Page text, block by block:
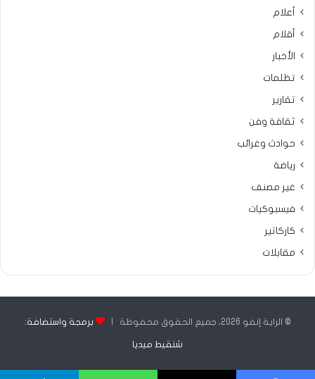
أعلام
أقلام
الأخبار
تظلمات
تقارير
ثقافة وفن
حوادث وغرائب
رياضة
غير مصنف
فيسبوكيات
كاركاتير
مقابلات
© الراية إنفو 2026، جميع الحقوق محفوظة | برمجة واستضافة:
شنقيط ميديا